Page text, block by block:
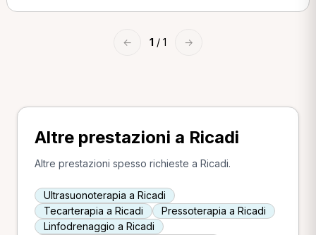
← 1 / 1 →
Altre prestazioni a Ricadi
Altre prestazioni spesso richieste a Ricadi.
Ultrasuonoterapia a Ricadi
Tecarterapia a Ricadi
Pressoterapia a Ricadi
Linfodrenaggio a Ricadi